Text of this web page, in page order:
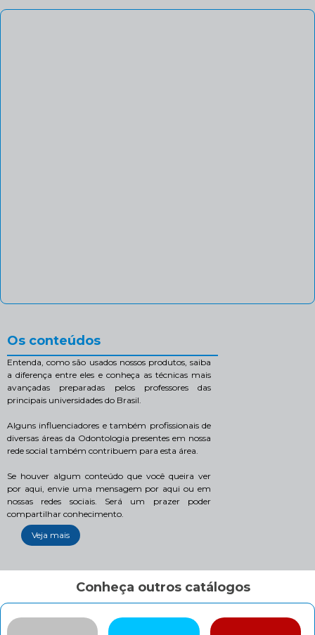
Os conteúdos
Entenda, como são usados nossos produtos, saiba
a diferença entre eles e conheça as técnicas mais
avançadas preparadas pelos professores das
principais universidades do Brasil.
Alguns influenciadores e também profissionais de
diversas áreas da Odontologia presentes em nossa
rede social também contribuem para esta área.
Se houver algum conteúdo que você queira ver
por aqui, envie uma mensagem por aqui ou em
nossas redes sociais. Será um prazer poder
compartilhar conhecimento.
Veja mais
Conheça outros catálogos